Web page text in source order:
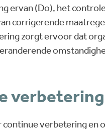
ervan (Do), het
corrigerende
zorgt ervoor dat
continue verbetering en